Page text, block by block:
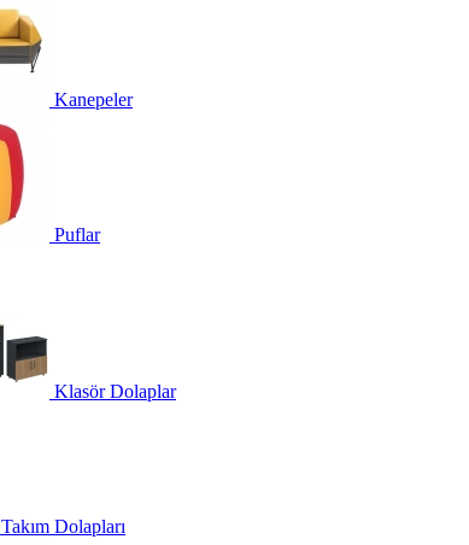
Kanepeler
Puflar
Klasör Dolaplar
Takım Dolapları